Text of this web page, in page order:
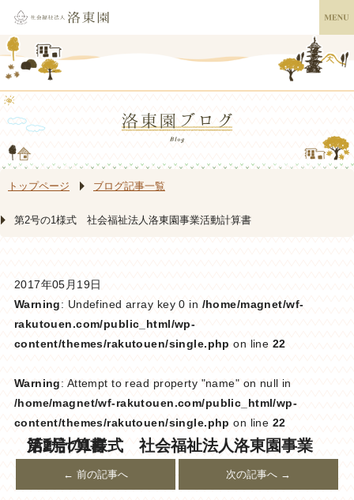
トップページ ブログ記事一覧
第2号の1様式 社会福祉法人洛東園事業活動計算書
2017年05月19日
Warning: Undefined array key 0 in /home/magnet/wf-
rakutouen.com/public_html/wp-
content/themes/rakutouen/single.php on line 22
Warning: Attempt to read property "name" on null in
/home/magnet/wf-rakutouen.com/public_html/wp-
content/themes/rakutouen/single.php on line 22
第2号の1様式 社会福祉法人洛東園事業活動計算書
← 前の記事へ 次の記事へ →